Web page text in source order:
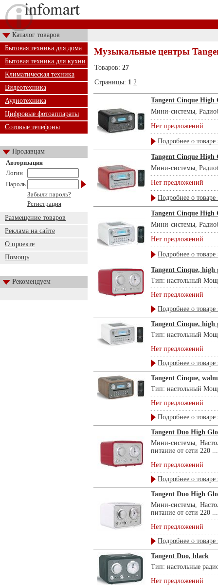
Каталог товаров
Бытовая техника для дома
Бытовая техника для кухни
Климатическая техника
Видеотехника
Аудиотехника
Цифровые фотоаппараты
Сотовые телефоны
Продавцам
Авторизация
Логин
Пароль
Забыли пароль?
Регистрация
Размещение товаров
Реклама на сайте
О проекте
Помощь
Рекомендуем
Музыкальные центры
Товаров: 27
Страницы: 1 2
Tangent Cinque High
Мини-системы,
Нет предложений
Подробнее о товаре
Tangent Cinque High
Мини-системы,
Нет предложений
Подробнее о товаре
Tangent Cinque High
Мини-системы,
Нет предложений
Подробнее о товаре
Tangent Cinque, high
Тип: настольный
Нет предложений
Подробнее о товаре
Tangent Cinque, high
Тип: настольный
Нет предложений
Подробнее о товаре
Tangent Cinque,
Тип: настольный
Нет предложений
Подробнее о товаре
Tangent Duo High
Мини-системы,
питание от сети 220 ...
Нет предложений
Подробнее о товаре
Tangent Duo High
Мини-системы,
питание от сети 220 ...
Нет предложений
Подробнее о товаре
Tangent Duo, black
Тип: настольные
Нет предложений